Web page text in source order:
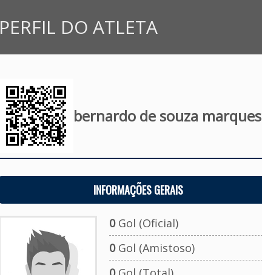
PERFIL DO ATLETA
bernardo de souza marques
INFORMAÇÕES GERAIS
0Gol (Oficial)
0Gol (Amistoso)